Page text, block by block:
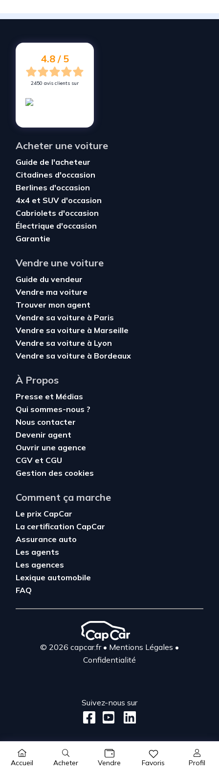
Accueil Acheter Vendre Favoris Profil
Vendez votre voiture à
4.8 / 5
2450 avis clients sur
Acheter une voiture
Guide de l'acheteur
Citadines d'occasion
Berlines d'occasion
4x4 et SUV d'occasion
Cabriolets d'occasion
Électrique d'occasion
Garantie
Vendre une voiture
Guide du vendeur
Vendre ma voiture
Trouver mon agent
Vendre sa voiture à Paris
Vendre sa voiture à Marseille
Vendre sa voiture à Lyon
Vendre sa voiture à Bordeaux
À Propos
Presse et Médias
Qui sommes-nous ?
Nous contacter
Devenir agent
Ouvrir une agence
CGV et CGU
Gestion des cookies
Comment ça marche
Le prix CapCar
La certification CapCar
Assurance auto
Les agents
Les agences
Lexique automobile
FAQ
© 2026 capcar.fr• Mentions Légales •
Confidentialité
Suivez-nous sur